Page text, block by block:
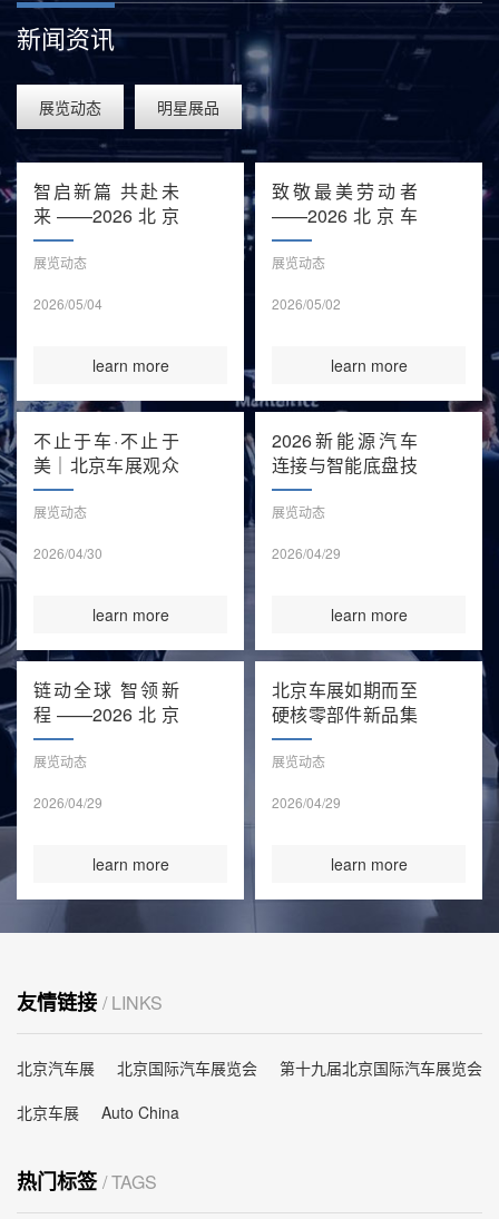
新闻资讯
展览动态 明星展品
智启新篇 共赴未
来——2026北京
国际汽车
展览动态
2026/05/04
learn more
致敬最美劳动者
——2026北京车
展向全体一
展览动态
2026/05/02
learn more
不止于车·不止于
美｜北京车展观众
日第
展览动态
2026/04/30
learn more
2026新能源汽车
连接与智能底盘技
术创新论
展览动态
2026/04/29
learn more
链动全球 智领新
程——2026北京
车展零部
展览动态
2026/04/29
learn more
北京车展如期而至
硬核零部件新品集
中首
展览动态
2026/04/29
learn more
友情链接 / LINKS
北京汽车展 北京国际汽车展览会
第十九届北京国际汽车展览会
北京车展
Auto China
热门标签/ TAGS